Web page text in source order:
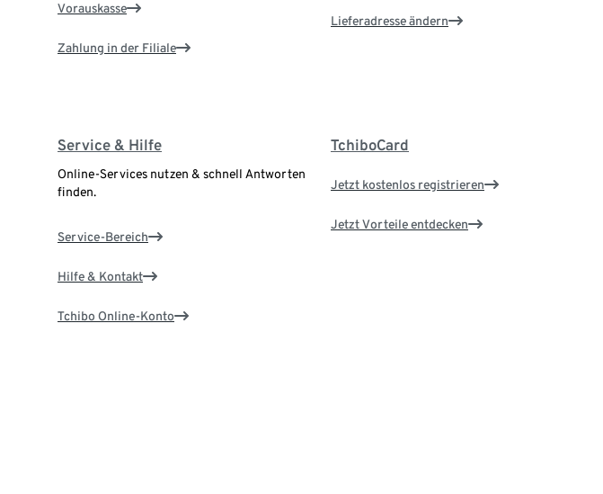
Vorauskasse
Zahlung in der Filiale
Lieferadresse ändern
Service & Hilfe
Online-Services nutzen & schnell Antworten
finden.
Service-Bereich
Hilfe & Kontakt
Tchibo Online-Konto
TchiboCard
Jetzt kostenlos registrieren
Jetzt Vorteile entdecken